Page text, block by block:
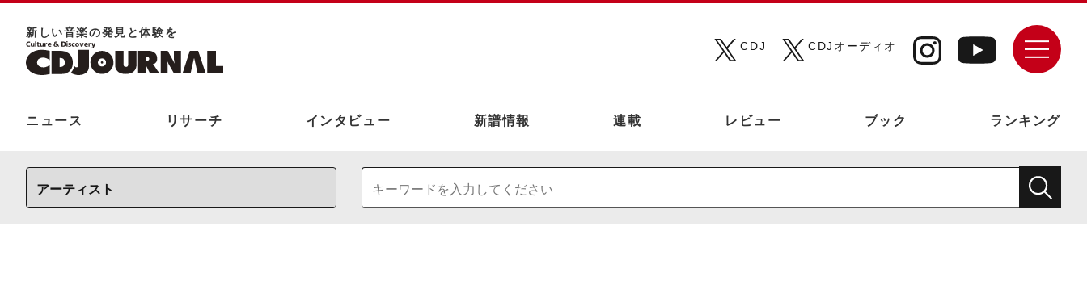
新しい⾳楽の発⾒と体験を
CDJ
CDJオーディオ
ニュース リサーチ インタビュー 新譜情報 連載 レビュー ブック ランキング